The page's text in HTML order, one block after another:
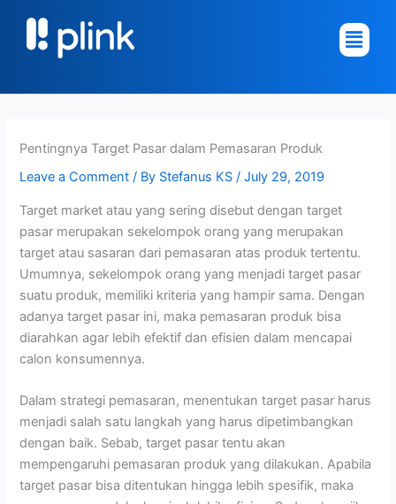
content
Main
Menu
Pentingnya Target Pasar dalam Pemasaran Produk
Leave a Comment / By Stefanus KS/July 29, 2019
Target market atau yang sering disebut dengan target
pasar merupakan sekelompok orang yang merupakan
target atau sasaran dari pemasaran atas produk tertentu.
Umumnya, sekelompok orang yang menjadi target pasar
suatu produk, memiliki kriteria yang hampir sama. Dengan
adanya target pasar ini, maka pemasaran produk bisa
diarahkan agar lebih efektif dan efisien dalam mencapai
calon konsumennya.
Dalam strategi pemasaran, menentukan target pasar harus
menjadi salah satu langkah yang harus dipetimbangkan
dengan baik. Sebab, target pasar tentu akan
mempengaruhi pemasaran produk yang dilakukan. Apabila
target pasar bisa ditentukan hingga lebih spesifik, maka